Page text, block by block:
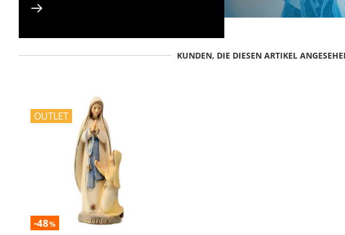
KUNDEN, DIE DIESEN ARTIKEL
OUTLET
-48%